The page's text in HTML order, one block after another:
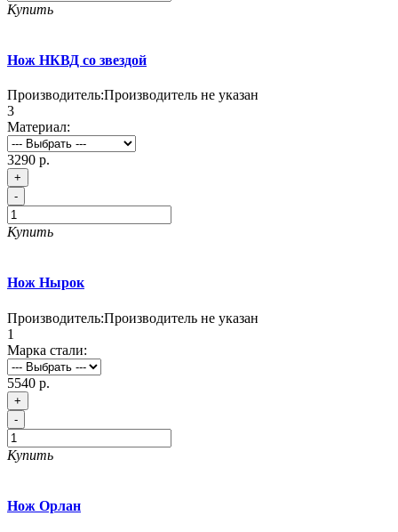
Купить
Нож НКВД со звездой
Производитель:Производитель не указан
3
Материал:
3290 р.
+
-
Купить
Нож Нырок
Производитель:Производитель не указан
1
Марка стали:
5540 р.
+
-
Купить
Нож Орлан